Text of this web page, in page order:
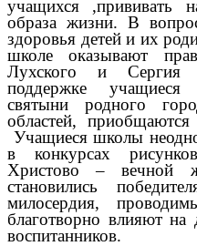
учащихся ,прививать
образа жизни. В
здоровья детей и их
школе оказывают
Лухского и Сергия
поддержке учащиеся
святыни родного
областей,
Учащиеся школы
в конкурсах
Христово – вечной
становились
милосердия,
благотворно влияют на
воспитанников.